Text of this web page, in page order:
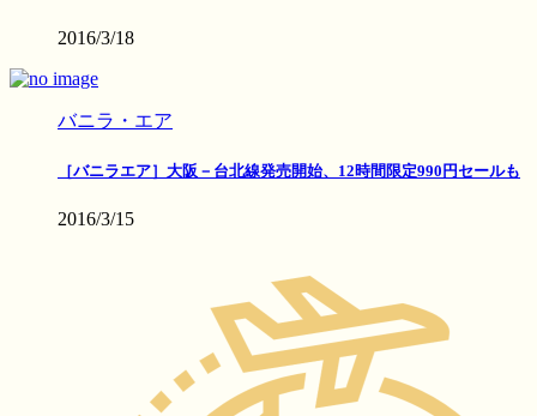
2016/3/18
バニラ・エア
［バニラエア］大阪－台北線発売開始、12時間限定990円セールも
2016/3/15